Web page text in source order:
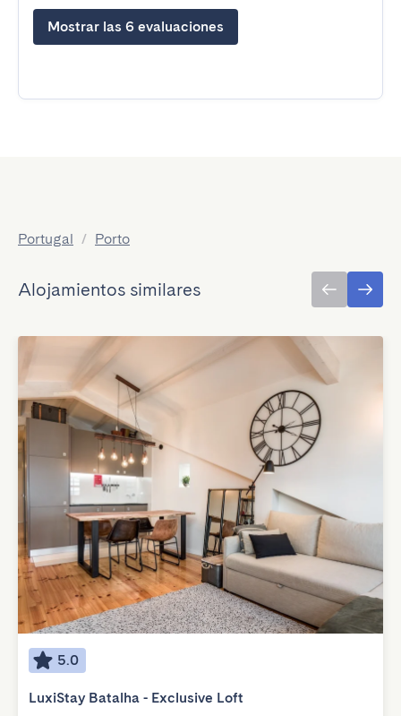
Mostrar las 6 evaluaciones
Portugal / Porto
Alojamientos similares
5.0
LuxiStay Batalha - Exclusive Loft